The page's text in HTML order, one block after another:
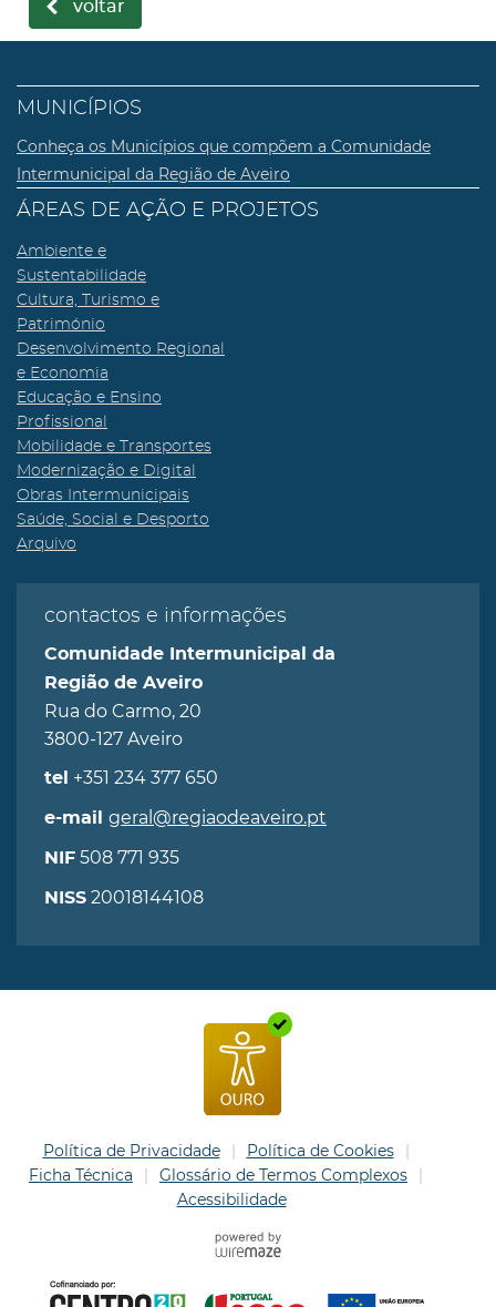
voltar
MUNICÍPIOS
Conheça os Municípios que compõem a Comunidade
Intermunicipal da Região de Aveiro
ÁREAS DE AÇÃO E PROJETOS
Ambiente e
Sustentabilidade
Cultura, Turismo e
Património
Desenvolvimento Regional
e Economia
Educação e Ensino
Profissional
Mobilidade e Transportes
Modernização e Digital
Obras Intermunicipais
Saúde, Social e Desporto
Arquivo
contactos e informações
Comunidade Intermunicipal da
Região de Aveiro
Rua do Carmo, 20
3800-127 Aveiro
tel +351 234 377 650
e-mail geral@regiaodeaveiro.pt
NIF 508 771 935
NISS 20018144108
Política de Privacidade
Política de Cookies
Ficha Técnica
Glossário de Termos Complexos
Acessibilidade